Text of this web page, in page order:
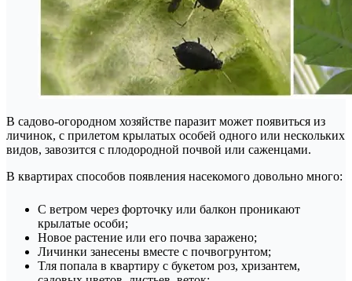
В садово-огородном хозяйстве паразит может появиться из
личинок, с прилетом крылатых особей одного или нескольких
видов, завозится с плодородной почвой или саженцами.
В квартирах способов появления насекомого довольно много:
С ветром через форточку или балкон проникают
крылатые особи;
Новое растение или его почва заражено;
Личинки занесены вместе с почвогрунтом;
Тля попала в квартиру с букетом роз, хризантем,